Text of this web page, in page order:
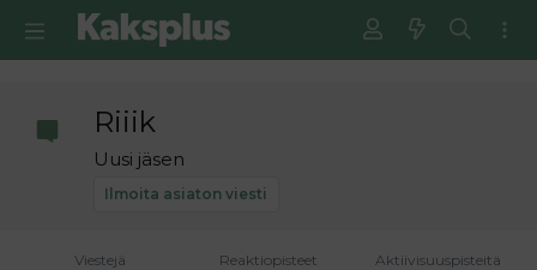
Ilmoita asiaton viesti
Riiik
Uusi jäsen
Viestejä Reaktiopisteet Aktiivisuuspisteitä